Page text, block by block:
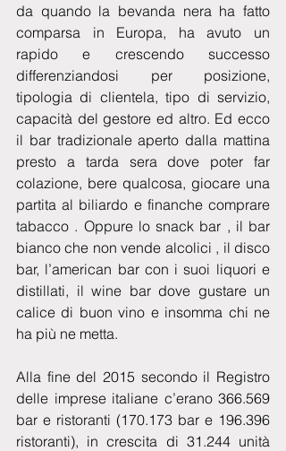
da quando la bevanda nera ha fatto
comparsa in Europa, ha avuto un
rapido e crescendo successo
differenziandosi per posizione,
tipologia di clientela, tipo di servizio,
capacità del gestore ed altro. Ed ecco
il bar tradizionale aperto dalla mattina
presto a tarda sera dove poter far
colazione, bere qualcosa, giocare una
partita al biliardo e finanche comprare
tabacco . Oppure lo snack bar , il bar
bianco che non vende alcolici , il disco
bar, l’american bar con i suoi liquori e
distillati, il wine bar dove gustare un
calice di buon vino e insomma chi ne
ha più ne metta.
Alla fine del 2015 secondo il Registro
delle imprese italiane c’erano 366.569
bar e ristoranti (170.173 bar e 196.396
ristoranti), in crescita di 31.244 unità